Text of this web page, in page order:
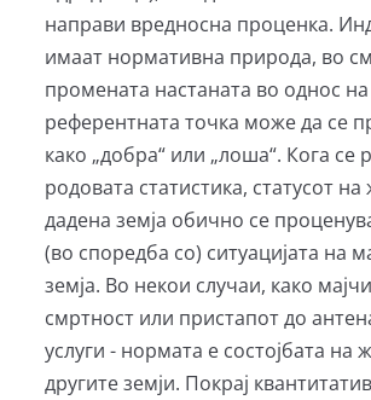
направи вредносна проценка.
имаат нормативна природа, во
промената настаната во однос на
референтната точка може да се
како „добра“ или „лоша“. Кога се
родовата статистика, статусот
дадена земја обично се
(во споредба со) ситуацијата на
земја. Во некои случаи, како
смртност или пристапот до
услуги - нормата е состојбата на
другите земји. Покрај